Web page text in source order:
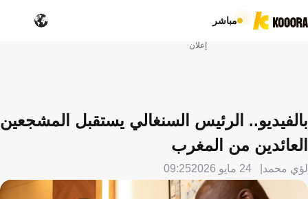
مباشر
إعلان
بالفيديو.. الرئيس السنغالي يستقبل المشجعين
العائدين من المغرب
لؤي محمد 24 مايو 2026 09:25